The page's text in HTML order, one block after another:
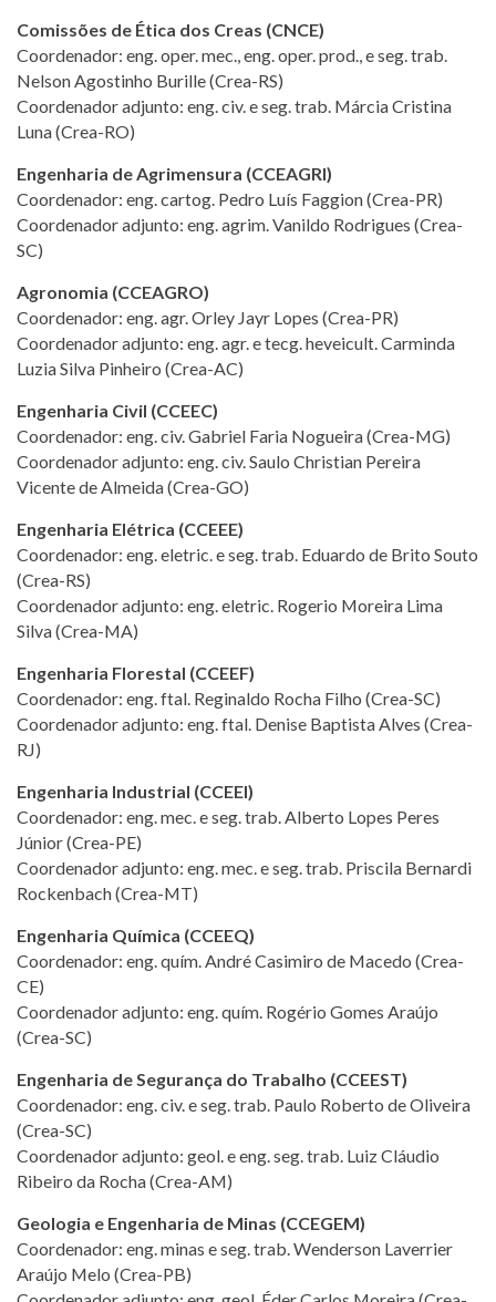
Comissões de Ética dos Creas (CNCE)
Coordenador: eng. oper. mec., eng. oper. prod., e seg. trab.
Nelson Agostinho Burille (Crea-RS)
Coordenador adjunto: eng. civ. e seg. trab. Márcia Cristina
Luna (Crea-RO)
Engenharia de Agrimensura (CCEAGRI)
Coordenador: eng. cartog. Pedro Luís Faggion (Crea-PR)
Coordenador adjunto: eng. agrim. Vanildo Rodrigues (Crea-
SC)
Agronomia (CCEAGRO)
Coordenador: eng. agr. Orley Jayr Lopes (Crea-PR)
Coordenador adjunto: eng. agr. e tecg. heveicult. Carminda
Luzia Silva Pinheiro (Crea-AC)
Engenharia Civil (CCEEC)
Coordenador: eng. civ. Gabriel Faria Nogueira (Crea-MG)
Coordenador adjunto: eng. civ. Saulo Christian Pereira
Vicente de Almeida (Crea-GO)
Engenharia Elétrica (CCEEE)
Coordenador: eng. eletric. e seg. trab. Eduardo de Brito Souto
(Crea-RS)
Coordenador adjunto: eng. eletric. Rogerio Moreira Lima
Silva (Crea-MA)
Engenharia Florestal (CCEEF)
Coordenador: eng. ftal. Reginaldo Rocha Filho (Crea-SC)
Coordenador adjunto: eng. ftal. Denise Baptista Alves (Crea-
RJ)
Engenharia Industrial (CCEEI)
Coordenador: eng. mec. e seg. trab. Alberto Lopes Peres
Júnior (Crea-PE)
Coordenador adjunto: eng. mec. e seg. trab. Priscila Bernardi
Rockenbach (Crea-MT)
Engenharia Química (CCEEQ)
Coordenador: eng. quím. André Casimiro de Macedo (Crea-
CE)
Coordenador adjunto: eng. quím. Rogério Gomes Araújo
(Crea-SC)
Engenharia de Segurança do Trabalho (CCEEST)
Coordenador: eng. civ. e seg. trab. Paulo Roberto de Oliveira
(Crea-SC)
Coordenador adjunto: geol. e eng. seg. trab. Luiz Cláudio
Ribeiro da Rocha (Crea-AM)
Geologia e Engenharia de Minas (CCEGEM)
Coordenador: eng. minas e seg. trab. Wenderson Laverrier
Araújo Melo (Crea-PB)